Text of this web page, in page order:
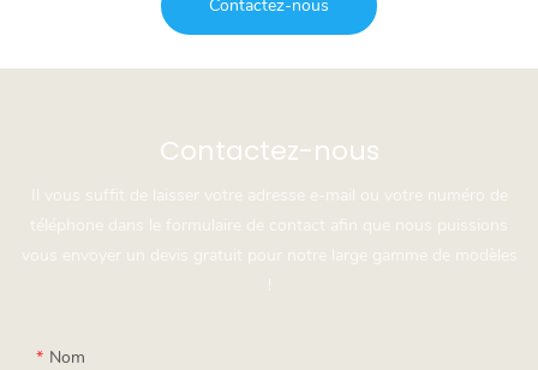
Contactez-nous
Contactez-nous
Il vous suffit de laisser votre adresse e-mail ou votre numéro de
téléphone dans le formulaire de contact afin que nous puissions
vous envoyer un devis gratuit pour notre large gamme de modèles
!
Nom